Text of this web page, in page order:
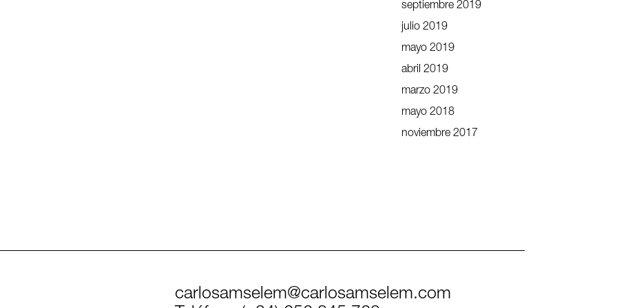
septiembre 2019
julio 2019
mayo 2019
abril 2019
marzo 2019
mayo 2018
noviembre 2017
carlosamselem@carlosamselem.com